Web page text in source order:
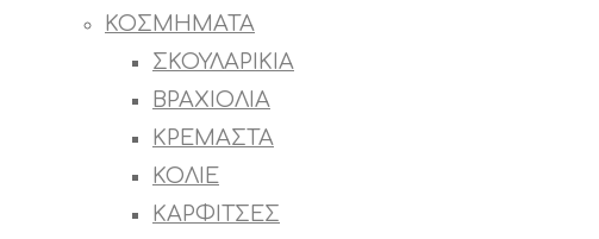
ΚΟΣΜΗΜΑΤΑ
ΣΚΟΥΛΑΡΙΚΙΑ
ΒΡΑΧΙΟΛΙΑ
ΚΡΕΜΑΣΤΑ
ΚΟΛΙΕ
ΚΑΡΦΙΤΣΕΣ